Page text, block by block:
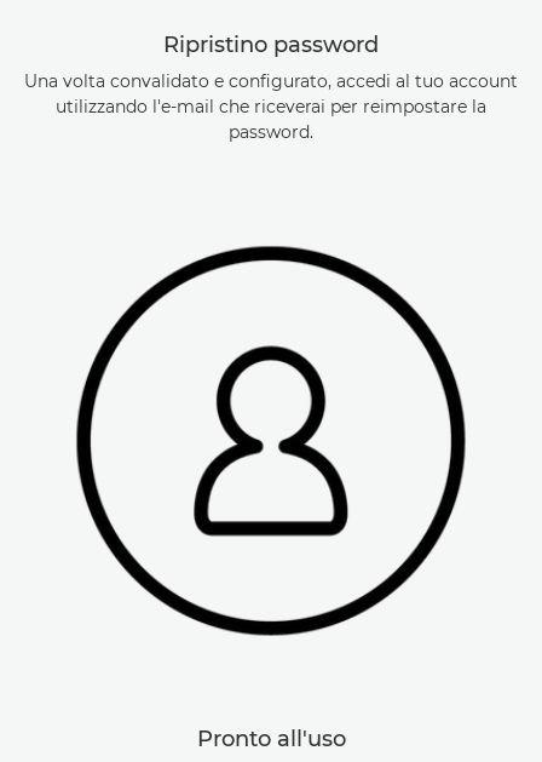
Ripristino password
Una volta convalidato e configurato, accedi al tuo account
utilizzando l'e-mail che riceverai per reimpostare la
password.
Pronto all'uso